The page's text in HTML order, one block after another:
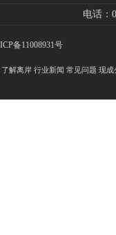
电话：
备11008931号
了解离岸 行业新闻 常见问题 现成